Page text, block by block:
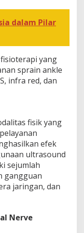
dalam Pilar
yang
sprain ankle
infra red, dan
fisik yang
efek
ultrasound
sejumlah
gangguan
jaringan, dan
Nerve